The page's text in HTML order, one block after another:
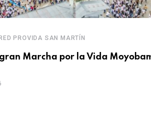
PROVIDA SAN MARTÍN
Marcha por la Vida